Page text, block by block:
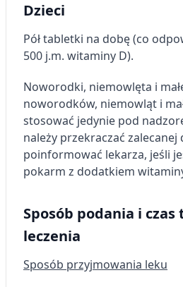
Dzieci
Pół tabletki na dobę (co
500 j.m. witaminy D).
Noworodki, niemowlęta i
noworodków, niemowląt i
stosować jedynie pod
należy przekraczać zalecanej
poinformować lekarza, jeśli
pokarm z dodatkiem
Sposób podania i
leczenia
Sposób przyjmowania leku